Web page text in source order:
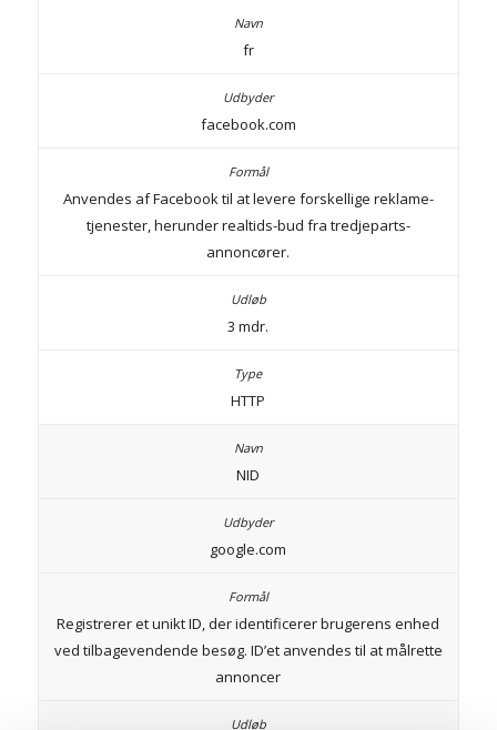
fr
facebook.com
Anvendes af Facebook til at levere forskellige reklame-
tjenester, herunder realtids-bud fra tredjeparts-
annoncører.
3 mdr.
HTTP
NID
google.com
Registrerer et unikt ID, der identificerer brugerens enhed
ved tilbagevendende besøg. ID’et anvendes til at målrette
annoncer